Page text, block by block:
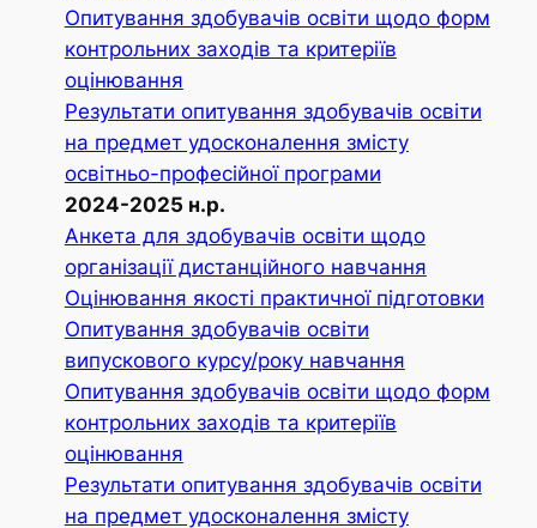
Опитування здобувачів освіти щодо форм
контрольних заходів та критеріїв
оцінювання
Результати опитування здобувачів освіти
на предмет удосконалення змісту
освітньо-професійної програми
2024-2025 н.р.
Анкета для здобувачів освіти щодо
організації дистанційного навчання
Оцінювання якості практичної підготовки
Опитування здобувачів освіти
випускового курсу/року навчання
Опитування здобувачів освіти щодо форм
контрольних заходів та критеріїв
оцінювання
Результати опитування здобувачів освіти
на предмет удосконалення змісту